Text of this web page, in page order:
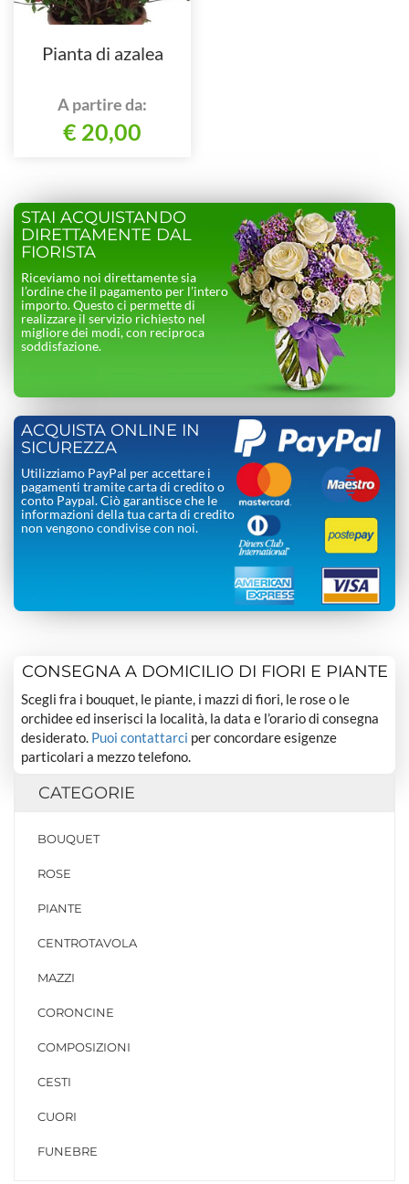
Pianta di azalea
A partire da:
€ 20,00
STAI ACQUISTANDO
DIRETTAMENTE DAL
FIORISTA
Riceviamo noi direttamente sia
l’ordine che il pagamento per l’intero
importo. Questo ci permette di
realizzare il servizio richiesto nel
migliore dei modi, con reciproca
soddisfazione.
ACQUISTA ONLINE IN
SICUREZZA
Utilizziamo PayPal per accettare i
pagamenti tramite carta di credito o
conto Paypal. Ciò garantisce che le
informazioni della tua carta di credito
non vengono condivise con noi.
CONSEGNA A DOMICILIO DI FIORI E PIANTE
Scegli fra i bouquet, le piante, i mazzi di fiori, le rose o le
orchidee ed inserisci la località, la data e l’orario di consegna
desiderato. Puoi contattarci per concordare esigenze
particolari a mezzo telefono.
CATEGORIE
BOUQUET
ROSE
PIANTE
CENTROTAVOLA
MAZZI
CORONCINE
COMPOSIZIONI
CESTI
CUORI
FUNEBRE